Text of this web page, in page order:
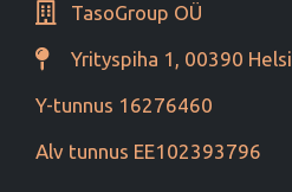
TasoGroup OÜ
Yrityspiha 1, 00390
Y-tunnus 16276460
Alv tunnus EE102393796